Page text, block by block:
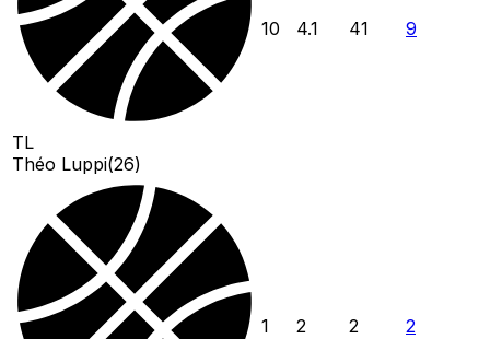
TL
Théo Luppi(26)
10 4.1 41 9
1 2 2 2